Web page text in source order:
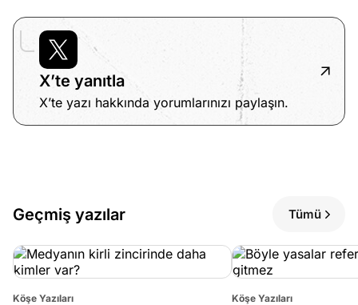
X’te yanıtla
X’te yazı hakkında yorumlarınızı paylaşın.
Geçmiş yazılar Tümü
Köşe Yazıları Köşe Yazıları